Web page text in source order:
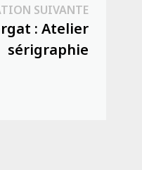
SUIVANTEPublication
suivante :
: Atelier
sérigraphie